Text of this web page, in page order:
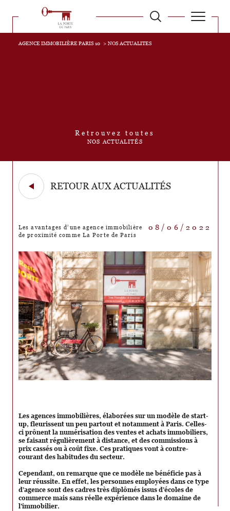
AGENCE IMMOBILIÈRE PARIS 10 NOS ACTUALITES
Retrouvez toutes
NOS ACTUALITÉS
RETOUR AUX ACTUALITÉS
Les avantages d’une agence immobilière
de proximité comme La Porte de Paris
08/06/2022
Les agences immobilières, élaborées sur un modèle de start-
up, fleurissent un peu partout et notamment à Paris. Celles-
ci prônent la numérisation des ventes et achats immobiliers,
se faisant régulièrement à distance, et des commissions à
prix cassés ou à coût fixe. Ces pratiques vont à contre-
courant des habitudes du secteur.
Cependant, on remarque que ce modèle ne bénéficie pas à
leur réussite. En effet, les personnes employées dans ce type
d’agence sont des cadres très diplômés issus d’écoles de
commerce mais sans réelle expérience dans le domaine de
l’immobilier.